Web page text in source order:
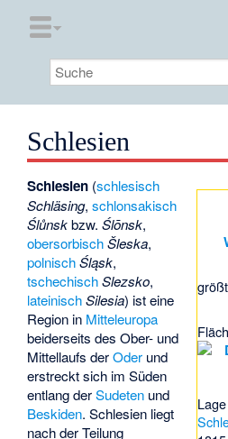
Schlesien
Schlesien (schlesisch
Schläsing,schlonsakisch
Ślůnskbzw.Ślōnsk,
obersorbisch Šleska,
polnisch Śląsk,
tschechisch Slezsko,
lateinisch Silesia) ist eine
Region in Mitteleuropa
beiderseits des Ober- und
Mittellaufs derOder und
erstreckt sich im Süden
entlang derSudeten und
Beskiden. Schlesien liegt
nach der Teilung